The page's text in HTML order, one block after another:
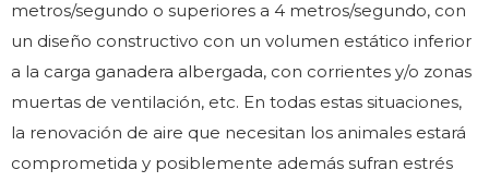
metros/segundo o superiores a 4 metros/segundo, con
un diseño constructivo con un volumen estático inferior
a la carga ganadera albergada, con corrientes y/o zonas
muertas de ventilación, etc. En todas estas situaciones,
la renovación de aire que necesitan los animales estará
comprometida y posiblemente además sufran estrés